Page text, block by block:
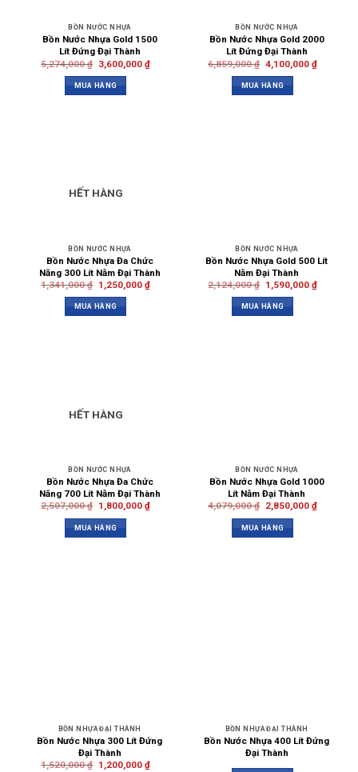
BỒN NƯỚC NHỰA
Bồn Nước Nhựa Gold 1500
Lít Đứng Đại Thành
5,274,000₫ 3,600,000 ₫
MUA HÀNG
BỒN NƯỚC NHỰA
Bồn Nước Nhựa Gold 2000
Lít Đứng Đại Thành
6,859,000₫ 4,100,000 ₫
MUA HÀNG
HẾT HÀNG
BỒN NƯỚC NHỰA
Bồn Nước Nhựa Đa Chức
Năng 300 Lít Nằm Đại Thành
1,341,000₫ 1,250,000 ₫
MUA HÀNG
BỒN NƯỚC NHỰA
Bồn Nước Nhựa Gold 500 Lít
Nằm Đại Thành
2,124,000₫ 1,590,000 ₫
MUA HÀNG
HẾT HÀNG
BỒN NƯỚC NHỰA
Bồn Nước Nhựa Đa Chức
Năng 700 Lít Nằm Đại Thành
2,507,000₫ 1,800,000 ₫
MUA HÀNG
BỒN NƯỚC NHỰA
Bồn Nước Nhựa Gold 1000
Lít Nằm Đại Thành
4,079,000₫ 2,850,000 ₫
MUA HÀNG
BỒN NHỰA ĐẠI THÀNH
Bồn Nước Nhựa 300 Lít Đứng
Đại Thành
1,520,000₫ 1,200,000 ₫
BỒN NHỰA ĐẠI THÀNH
Bồn Nước Nhựa 400 Lít Đứng
Đại Thành